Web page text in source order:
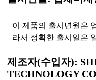
이 제품의 출시년월은
라서 정확한 출시일은
제조자(수입자):
TECHNOLOGY